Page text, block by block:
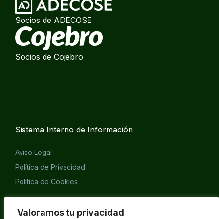
Valoramos tu privacidad
Socios de ADECOSE
Socios de Cojebro
Sistema Interno de Información
Aviso Legal
Política de Privacidad
Politica de Cookies